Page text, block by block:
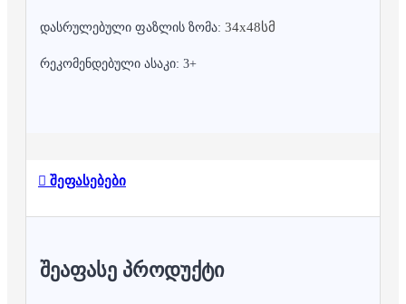
დასრულებული ფაზლის ზომა: 34x48სმ
რეკომენდებული ასაკი: 3+
შეფასებები
ᲨᲔᲐᲤᲐᲡᲔ ᲞᲠᲝᲓᲣᲥᲢᲘ